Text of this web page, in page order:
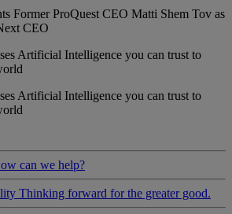
Former ProQuest CEO Matti Shem Tov as
CEO
Artificial Intelligence you can trust to
Artificial Intelligence you can trust to
can we help?
Thinking forward for the greater good.